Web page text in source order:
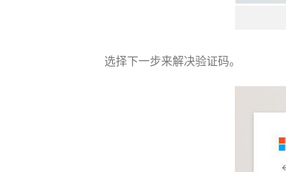
选择下一步来解决验证码。